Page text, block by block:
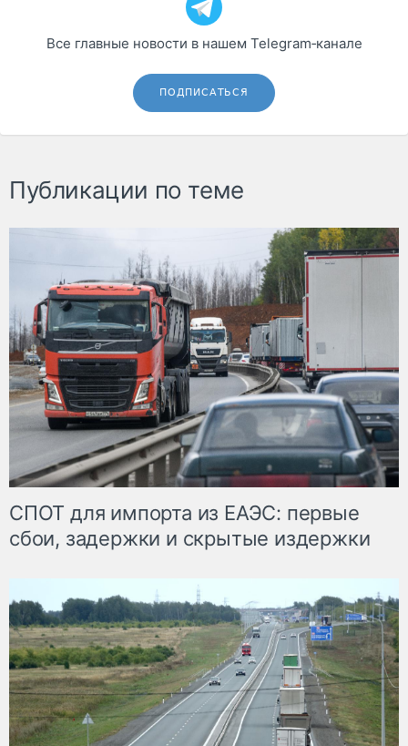
Все главные новости в нашем Telegram‑канале
ПОДПИСАТЬСЯ
Публикации по теме
СПОТ для импорта из ЕАЭС: первые
сбои, задержки и скрытые издержки